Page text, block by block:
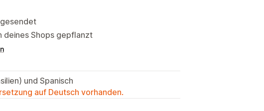
deines Shops gepflanzt
und Spanisch
auf Deutsch vorhanden.